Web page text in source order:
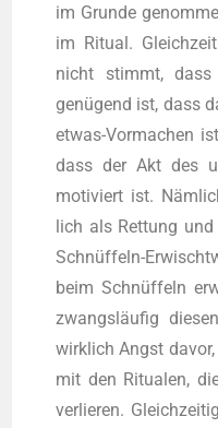
im Grun­de
im Ritu­al.
nicht stimmt,
genü­gend ist, dass
etwas-Vor­ma­chen
dass der Akt des
moti­viert ist.
lich als Ret­tung
Schnüf­feln-
beim Schnüf­feln
zwangs­läu­fig
wirk­lich Angst
mit den Ritua­len,
ver­lie­ren.